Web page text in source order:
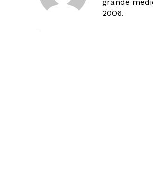
grande
2006.